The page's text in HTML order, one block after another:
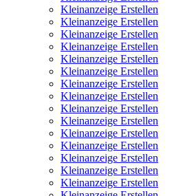
Kleinanzeige Erstellen
Kleinanzeige Erstellen
Kleinanzeige Erstellen
Kleinanzeige Erstellen
Kleinanzeige Erstellen
Kleinanzeige Erstellen
Kleinanzeige Erstellen
Kleinanzeige Erstellen
Kleinanzeige Erstellen
Kleinanzeige Erstellen
Kleinanzeige Erstellen
Kleinanzeige Erstellen
Kleinanzeige Erstellen
Kleinanzeige Erstellen
Kleinanzeige Erstellen